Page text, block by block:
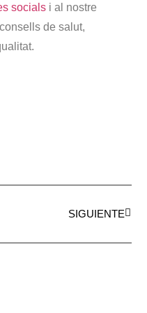
socials i al nostre
de salut,
SIGUIENTE